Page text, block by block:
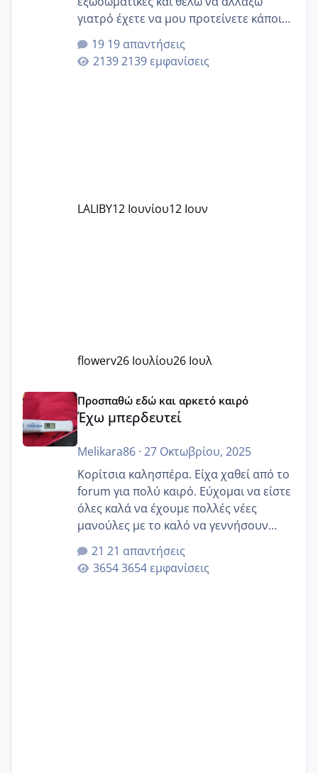
γιατρό έχετε να μου προτείνετε κάποιον
που μείνατε ευχαριστημένες και είχατε
επιιτυχία? έκανα στο υγεία με τον
ζερβομανωλάκη (δεν το εψαξε καθόλου
19 απαντήσεις
2139 εμφανίσεις
LALIBY12 Ιουνίου12 Ιουν
flowerv26 Ιουλίου26 Ιουλ
Έχω μπερδευτεί
Προσπαθώ εδώ και αρκετό καιρό
Έχω μπερδευτεί
Melikara86· 27 Οκτωβρίου, 2025
Κορίτσια καλησπέρα. Είχα χαθεί από το
forum για πολύ καιρό. Εύχομαι να είστε
όλες καλά να έχουμε πολλές νέες
μανούλες με το καλό να γεννήσουν
αυτές που ήδη περιμένουν. Να πάρουν
γερα μωράκια στην αγκαλίτσα τους
🙏🏼🙏🏼 Ας πάμε λοιπόν στο θέμα μου.
21 απαντήσεις
3654 εμφανίσεις